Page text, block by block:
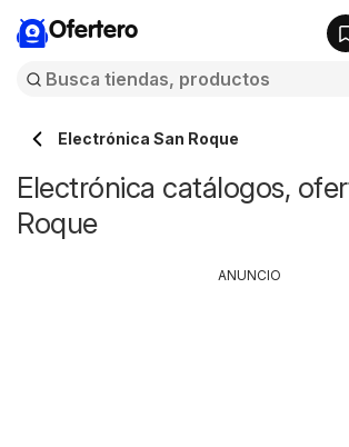
Ofertero
Electrónica San Roque
Electrónica catálogos,
Roque
ANUNCIO